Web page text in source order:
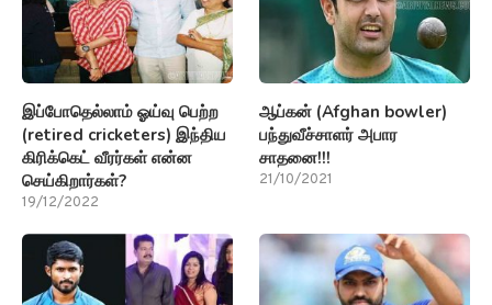
இப்போதெல்லாம் ஓய்வு பெற்ற
(retired cricketers) இந்திய
கிரிக்கெட் வீரர்கள் என்ன
செய்கிறார்கள்?
19/12/2022
ஆப்கன் (Afghan bowler)
பந்துவீச்சாளர் அபார
சாதனை!!!
21/10/2021